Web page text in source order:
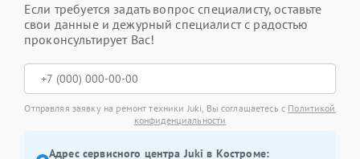
Если требуется задать вопрос специалисту, оставьте
свои данные и дежурный специалист с радостью
проконсультирует Вас!
Отправляя заявку на ремонт техники Juki, Вы соглашаетесь с Политикой
конфиденциальности
Адрес сервисного центра Juki в Костроме: